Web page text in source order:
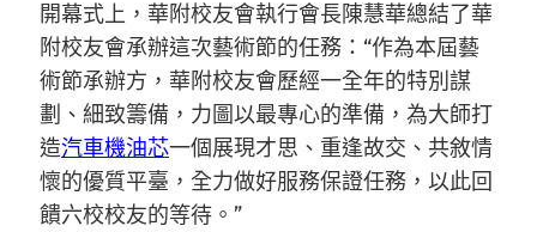
開幕式上，華附校友會執行會長陳慧華總結了華
附校友會承辦這次藝術節的任務：“作為本屆藝
術節承辦方，華附校友會歷經一全年的特別謀
劃、細致籌備，力圖以最專心的準備，為大師打
造汽車機油芯一個展現才思、重逢故交、共敘情
懷的優質平臺，全力做好服務保證任務，以此回
饋六校校友的等待。”